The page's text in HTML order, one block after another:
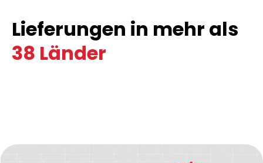
Lieferungen in mehr als
38 Länder